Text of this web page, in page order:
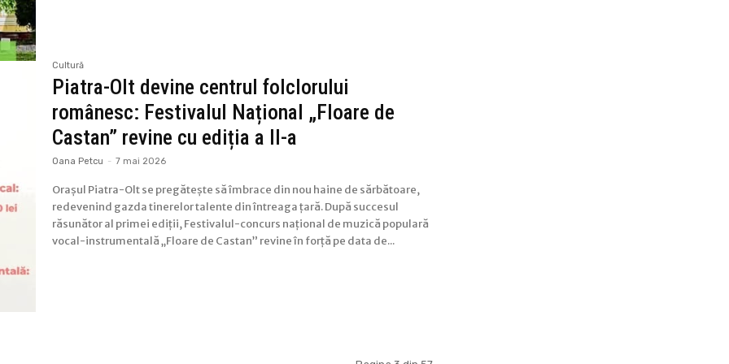
Cultură
Piatra-Olt devine centrul folclorului
românesc: Festivalul Național „Floare de
Castan” revine cu ediția a II-a
Oana Petcu - 7 mai 2026
Orașul Piatra-Olt se pregătește să îmbrace din nou haine de sărbătoare,
redevenind gazda tinerelor talente din întreaga țară. După succesul
răsunător al primei ediții, Festivalul-concurs național de muzică populară
vocal-instrumentală „Floare de Castan” revine în forță pe data de...